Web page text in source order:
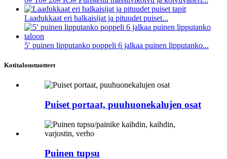
Laadukkaat eri halkaisijat ja pituudet puiset...
5′ puinen lipputanko poppeli 6 jalkaa puinen lipputanko...
Kotitaloustuotteet
Puiset portaat, puuhuonekalujen osat
Puinen tupsu